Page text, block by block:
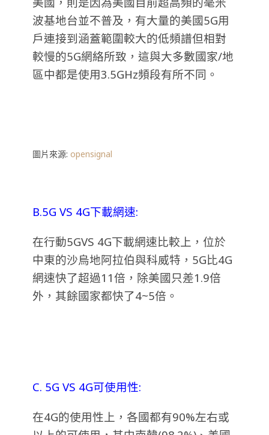
波基地台並不普及，有大量的美國5G用
戶連接到涵蓋範圍較大的低頻譜但相對
較慢的5G網絡所致，這與大多數國家/地
區中都是使用3.5GHz頻段有所不同。
圖片來源: opensignal
B.5G VS 4G下載網速:
在行動5GVS 4G下載網速比較上，位於
中東的沙烏地阿拉伯與科威特，5G比4G
網速快了超過11倍，除美國只差1.9倍
外，其餘國家都快了4~5倍。
C. 5G VS 4G可使用性:
在4G的使用性上，各國都有90%左右或